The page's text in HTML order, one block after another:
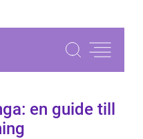
en guide till